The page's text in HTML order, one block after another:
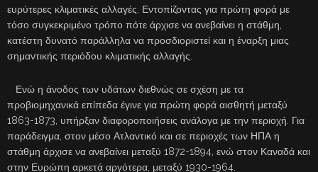
ευρύτερες κλιματικές αλλαγές. Εντοπίζοντας για πρώτη φορά με
τόσο συγκεκριμένο τρόπο πότε άρχισε να ανεβαίνει η στάθμη,
κατέστη δυνατό παράλληλα να προσδιοριστεί και η έναρξη μιας
σημαντικής περιόδου κλιματικής αλλαγής.
Ενώ η άνοδος των υδάτων διεθνώς σε σχέση με τα
προβιομηχανικά επίπεδα έγινε για πρώτη φορά αισθητή μεταξύ
1863-1873, υπήρξαν διαφοροποιήσεις ανάλογα με την περιοχή. Για
παράδειγμα, στον μέσο Ατλαντικό και σε περιοχές των ΗΠΑ η
στάθμη άρχισε να ανεβαίνει μεταξύ 1872-1894, ενώ στον Καναδά και
στην Ευρώπη αρκετά αργότερα, μεταξύ 1930-1964.